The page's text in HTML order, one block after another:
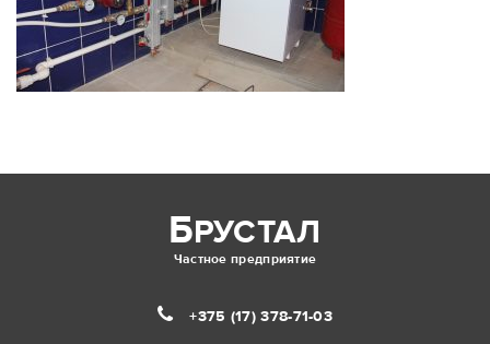
БРУСТАЛ
Частное предприятие
+375 (17) 378-71-03